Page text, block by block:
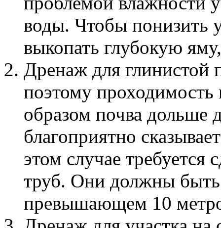
воды. Чтобы понизить
выкопать глубокую
Дренаж для глинистой
поэтому проходимость
образом почва дольше
благоприятно
этом случае
труб. Они должны быть
превышающем 10